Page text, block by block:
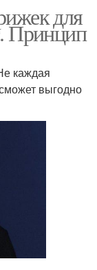
для
Принцип
каждая
выгодно